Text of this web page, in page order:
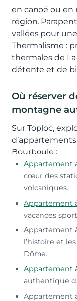
en canoë ou en
région.
vallées pour
Thermalisme :
thermales de
détente et de
Où réserver
montagne
Sur Toploc,
Bourboule :
Appartement
cœur des
volcaniques.
Appartement
vacances
Appartement
l’histoire et
Dôme.
Appartement
authentique
Appartement